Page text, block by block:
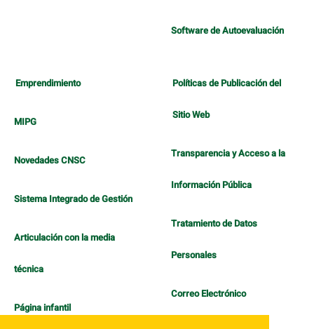
Software de Autoevaluación
Emprendimiento
MIPG
Novedades CNSC
Sistema Integrado de Gestión
Articulación con la media
técnica
Página infantil
Políticas de Publicación del
Sitio Web
Transparencia y Acceso a la
Información Pública
Tratamiento de Datos
Personales
Correo Electrónico